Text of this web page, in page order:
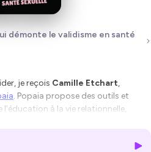
démonte le validisme en santé
je reçois Camille Etchart,
. Popaia propose des outils et
à la vie relationnelle,
à toutes et à tous, y compris aux
parcours, la genèse de Popaia, les